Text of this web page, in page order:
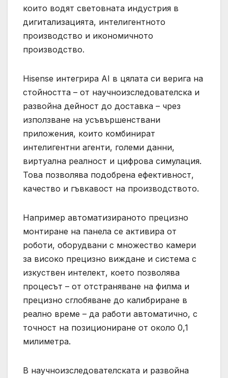
които водят световната индустрия в
дигитализацията, интелигентното
производство и икономичното
производство.
Hisense интегрира AI в цялата си верига на
стойността – от научноизследователска и
развойна дейност до доставка – чрез
използване на усъвършенствани
приложения, които комбинират
интелигентни агенти, големи данни,
виртуална реалност и цифрова симулация.
Това позволява подобрена ефективност,
качество и гъвкавост на производството.
Например автоматизираното прецизно
монтиране на панела се активира от
роботи, оборудвани с множество камери
за високо прецизно виждане и система с
изкуствен интелект, което позволява
процесът – от отстраняване на филма и
прецизно сглобяване до калибриране в
реално време – да работи автоматично, с
точност на позициониране от около 0,1
милиметра.
В научноизследователската и развойна